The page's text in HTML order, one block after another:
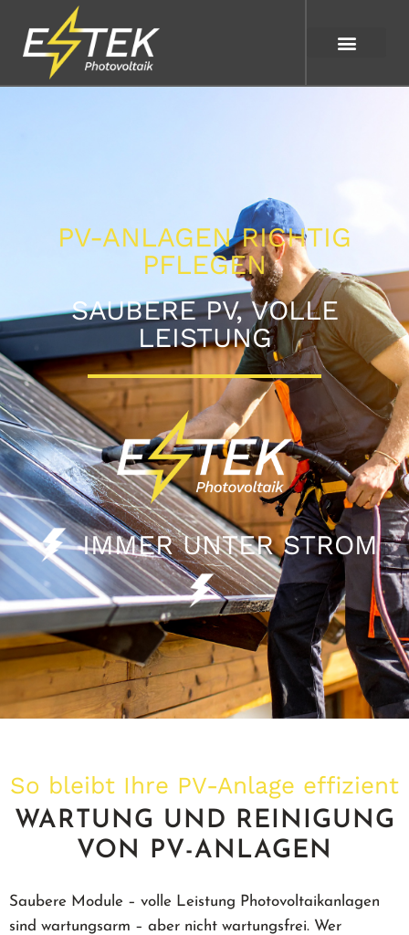
PV-ANLAGEN RICHTIG
PFLEGEN
SAUBERE PV, VOLLE
LEISTUNG
IMMER UNTER STROM
So bleibt Ihre PV-Anlage effizient
WARTUNG UND REINIGUNG
VON PV-ANLAGEN
Saubere Module – volle Leistung Photovoltaikanlagen
sind wartungsarm – aber nicht wartungsfrei. Wer